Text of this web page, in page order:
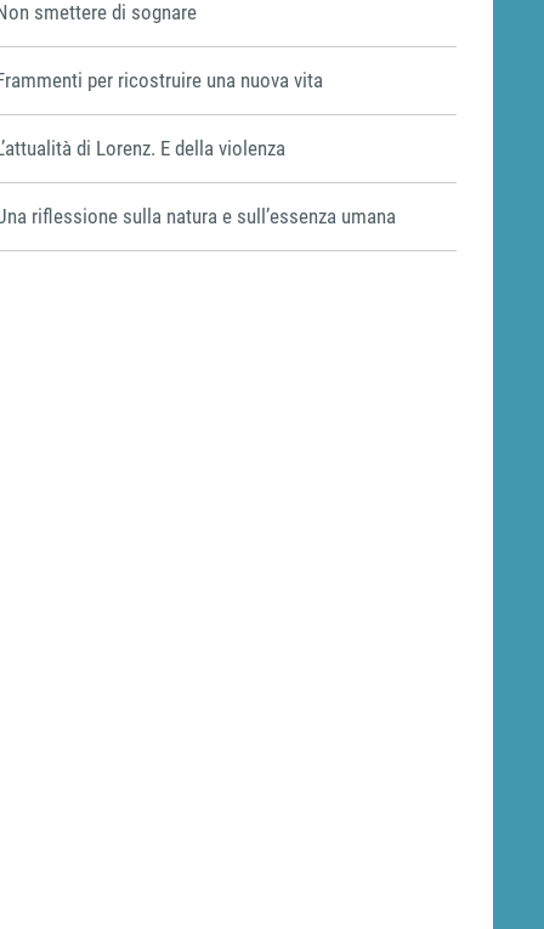
smettere di sognare
per ricostruire una nuova vita
di Lorenz. E della violenza
riflessione sulla natura e sull’essenza umana